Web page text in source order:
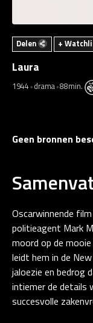
Delen +
Laura
1944 drama 88min.
Geen bronnen
Oscarwinnende
politieagent Mark
moord op de
leidt hem in de
jaloezie en bedrog
intiemer de details
succesvolle